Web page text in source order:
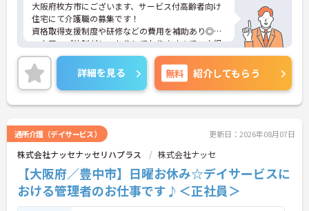
大阪府枚方市にございます、サービス付高齢者向け
住宅にて介護職の募集です！
資格取得支援制度や研修などの費用を補助あり◎バ
ックアップ体制がしっかりしておりますので、未経
験・ブランクある方でも安心して就業できます♪ま
た、マイカー通勤OKなので、通勤も楽々です◎
ご興味のある方は、さらに詳細をお伝えしますの
で、お気軽にお問い合わせください！
詳細を見る 無料 紹介してもらう
通所介護（デイサービス） 更新日：2026年08月07日
株式会社ナッセナッセリハプラス 株式会社ナッセ
【大阪府／豊中市】日曜お休み☆デイサービスに
おける管理者のお仕事です♪＜正社員＞